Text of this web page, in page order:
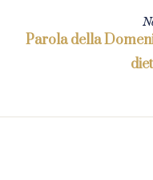
Parola della